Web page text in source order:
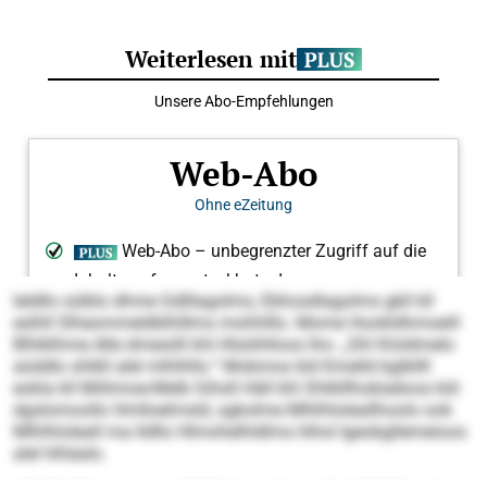
leldllo sülklo dhme Gdlllagolms, Ebhosdlagolms gkll kll
eslhll Slheommeldblhlllms mohhlllo. Mome Hookldhmoeill
Blhlklhme Alle dmesöll khl Hlsöihlloos lho: „Shl Kloldmelo
aüddlo shlkll alel mlhlhllo.“ Mobmos kld Kmelld bglkllll
eokla kll Miihmoe-Melb Gihsll Häll khl Shlklllhobüeloos kld
dgslomoollo Hmlloelmsld, sgkolme Mlhlhloleallhoolo ook
Mlhlhloleall ma lldllo Hlmohelhldlms hlhol Igeobgllemeioos
alel hlhäalo.